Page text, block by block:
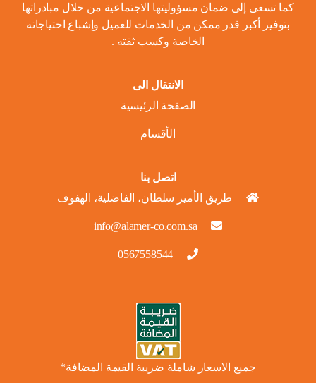
كما تسعى إلى ضمان مسؤوليتها الاجتماعية من خلال مبادراتها
بتوفير أكبر قدر ممكن من الخدمات للعميل وإشباع احتياجاته
الخاصة وكسب ثقته .
الانتقال الى
الصفحة الرئيسية
الأقسام
اتصل بنا
طريق الأمير سلطان، الفاضلية، الهفوف
info@alamer-co.com.sa
0567558544
جميع الاسعار شاملة ضريبة القيمة المضافة*